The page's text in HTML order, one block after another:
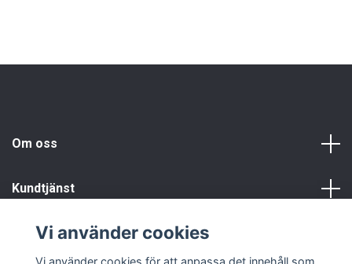
Om oss
Kundtjänst
Vi använder cookies
Vi använder cookies för att anpassa det innehåll som